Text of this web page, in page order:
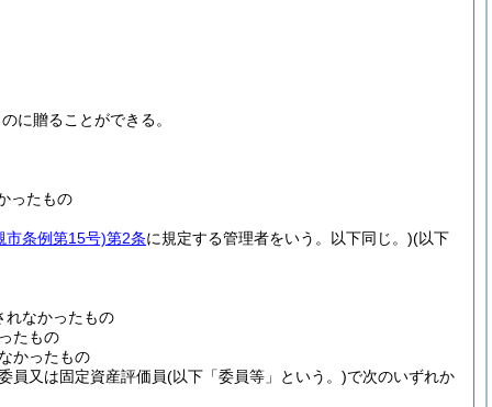
に贈ることができる。
ったもの
市条例第15号)第2条に規定する管理者をいう。以下同じ。)(以下
れなかったもの
たもの
かったもの
員又は固定資産評価員(以下「委員等」という。)で次のいずれか